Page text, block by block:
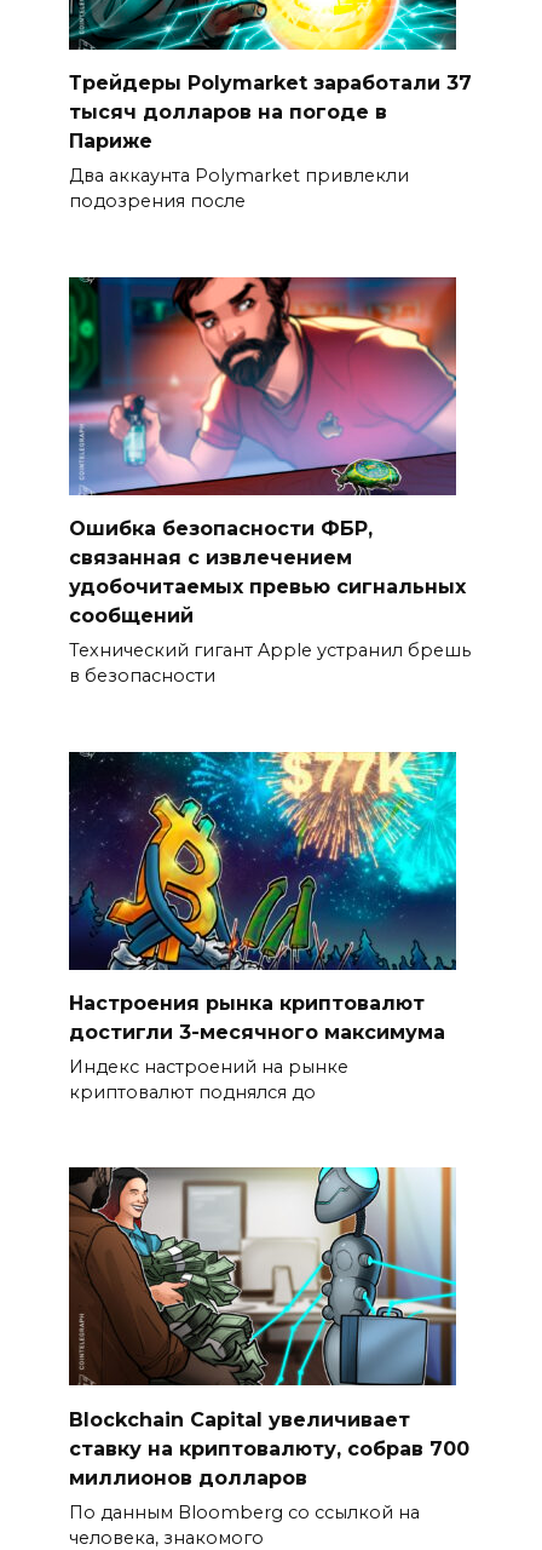
Трейдеры Polymarket заработали 37
тысяч долларов на погоде в
Париже
Два аккаунта Polymarket привлекли
подозрения после
Ошибка безопасности ФБР,
связанная с извлечением
удобочитаемых превью сигнальных
сообщений
Технический гигант Apple устранил брешь
в безопасности
Настроения рынка криптовалют
достигли 3-месячного максимума
Индекс настроений на рынке
криптовалют поднялся до
Blockchain Capital увеличивает
ставку на криптовалюту, собрав 700
миллионов долларов
По данным Bloomberg со ссылкой на
человека, знакомого